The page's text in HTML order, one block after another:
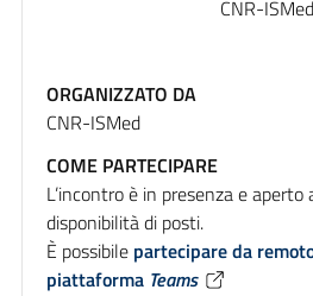
CNR-ISMed
ORGANIZZATO DA
CNR-ISMed
COME PARTECIPARE
L’incontro è in presenza e aperto
disponibilità di posti.
È possibile partecipare da
piattaforma Teams